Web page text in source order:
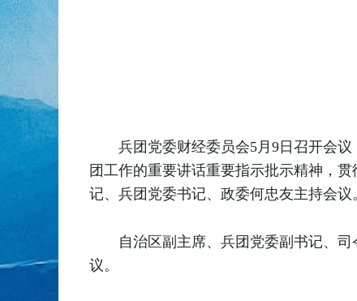
兵团党委财经委员会5月9日召开会
团工作的重要讲话重要指示批示精神，
记、兵团党委书记、政委何忠友主持会议
自治区副主席、兵团党委副书记、
议。